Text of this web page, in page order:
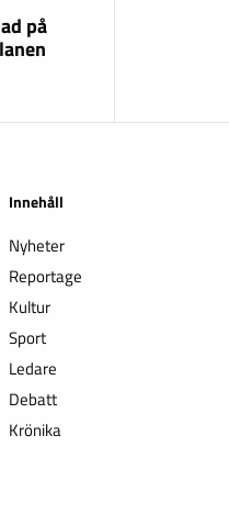
på
Innehåll
Nyheter
Reportage
Kultur
Sport
Ledare
Debatt
Krönika